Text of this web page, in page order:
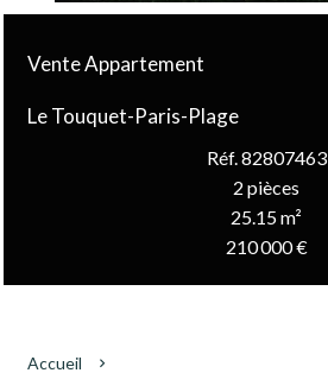
Vente Appartement
Le Touquet-Paris-Plage
Réf. 82807463
2 pièces
25.15 m²
210 000 €
Accueil